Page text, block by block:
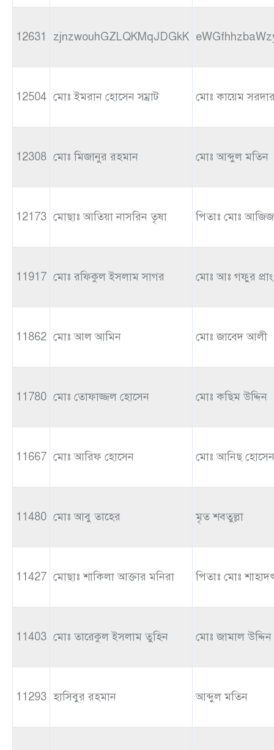
12631 zjnzwouhGZLQKMqJDGkK
12504 মোঃ ইমরান হোসেন সম্রাট মোঃ কায়েম
12308 মোঃ মিজানুর রহমান মোঃ আব্দুল মতিন
12173 মোছাঃ আতিয়া নাসরিন তৃষা পিতাঃ মোঃ
11917 মোঃ রফিকুল ইসলাম সাগর মোঃ আঃ গফুর প্রাং
11862 মোঃ আল আমিন মোঃ জাবেদ আলী
11780 মোঃ তোফাজ্জল হোসেন মোঃ কছিম উদ্দিন
11667 মোঃ আরিফ হোসেন মোঃ আনিছ হোসেন
11480 মোঃ আবু তাহের মৃত শবতুল্লা
11427 মোছাঃ শাকিলা আক্তার মনিরা পিতাঃ মোঃ
11403 মোঃ তারেকুল ইসলাম তুহিন মোঃ জামাল উদ্দিন
11293 হাসিবুর রহমান আব্দুল মতিন